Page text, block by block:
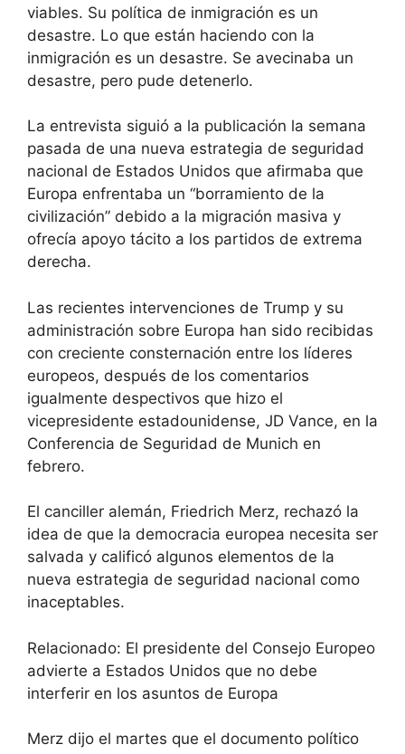
viables. Su política de inmigración es un
desastre. Lo que están haciendo con la
inmigración es un desastre. Se avecinaba un
desastre, pero pude detenerlo.
La entrevista siguió a la publicación la semana
pasada de una nueva estrategia de seguridad
nacional de Estados Unidos que afirmaba que
Europa enfrentaba un “borramiento de la
civilización” debido a la migración masiva y
ofrecía apoyo tácito a los partidos de extrema
derecha.
Las recientes intervenciones de Trump y su
administración sobre Europa han sido recibidas
con creciente consternación entre los líderes
europeos, después de los comentarios
igualmente despectivos que hizo el
vicepresidente estadounidense, JD Vance, en la
Conferencia de Seguridad de Munich en
febrero.
El canciller alemán, Friedrich Merz, rechazó la
idea de que la democracia europea necesita ser
salvada y calificó algunos elementos de la
nueva estrategia de seguridad nacional como
inaceptables.
Relacionado: El presidente del Consejo Europeo
advierte a Estados Unidos que no debe
interferir en los asuntos de Europa
Merz dijo el martes que el documento político